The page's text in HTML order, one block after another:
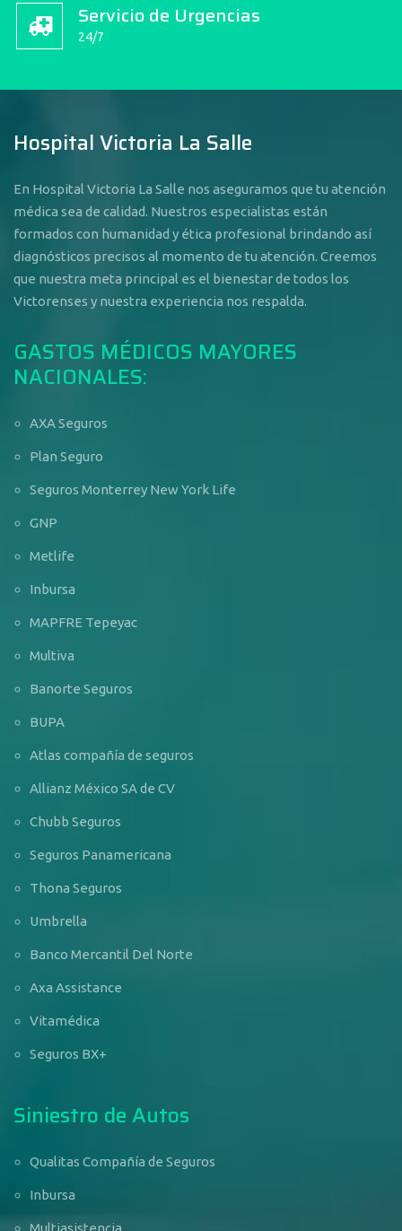
Servicio de Urgencias
24/7
Hospital Victoria La Salle
En Hospital Victoria La Salle nos aseguramos que tu atención
médica sea de calidad. Nuestros especialistas están
formados con humanidad y ética profesional brindando así
diagnósticos precisos al momento de tu atención. Creemos
que nuestra meta principal es el bienestar de todos los
Victorenses y nuestra experiencia nos respalda.
GASTOS MÉDICOS MAYORES
NACIONALES:
AXA Seguros
Plan Seguro
Seguros Monterrey New York Life
GNP
Metlife
Inbursa
MAPFRE Tepeyac
Multiva
Banorte Seguros
BUPA
Atlas compañía de seguros
Allianz México SA de CV
Chubb Seguros
Seguros Panamericana
Thona Seguros
Umbrella
Banco Mercantil Del Norte
Axa Assistance
Vitamédica
Seguros BX+
Siniestro de Autos
Qualitas Compañía de Seguros
Inbursa
Multiasistencia